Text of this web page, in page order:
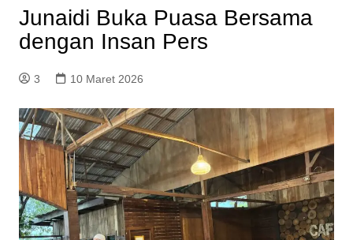
Junaidi Buka Puasa Bersama
dengan Insan Pers
3 10 Maret 2026